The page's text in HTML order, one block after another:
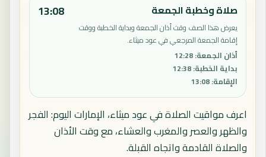
صلاة وخطبة الجمعة
يعرض هذا الصف وقت أذان الجمعة وبداية الخطبة ووقت
إقامة الجمعة المرجعي في عود ميثاء.
أذان الجمعة:
12:28
بداية الخطبة:
12:38
الإقامة:
13:08
13:08
اعرف مواقيت الصلاة في عود ميثاء، الإمارات اليوم: الفجر
والظهر والعصر والمغرب والعشاء، مع وقت الأذان
والصلاة القادمة واتجاه القبلة.